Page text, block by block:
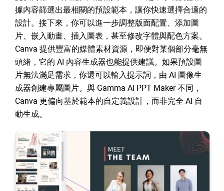
據內容篩選出最相關的預設範本，讓你快速選擇合適的
設計。接下來，你可以進一步調整版面配置、添加圖
片、嵌入動畫、插入圖表，甚至修改字體與配色方案。
Canva 提供豐富的媒體素材資源，即便對某個部分毫無
頭緒，它的 AI 內容生成器也能提供建議。如果預設圖
片無法滿足需求，你還可以輸入提示詞，由 AI 圖像生
成器創建專屬圖片。與 Gamma AI PPT Maker 不同，
Canva 更偏向基於範本的自定義設計，而非完全 AI 自
動生成。